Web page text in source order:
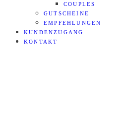
COUPLES
GUTSCHEINE
EMPFEHLUNGEN
KUNDENZUGANG
KONTAKT